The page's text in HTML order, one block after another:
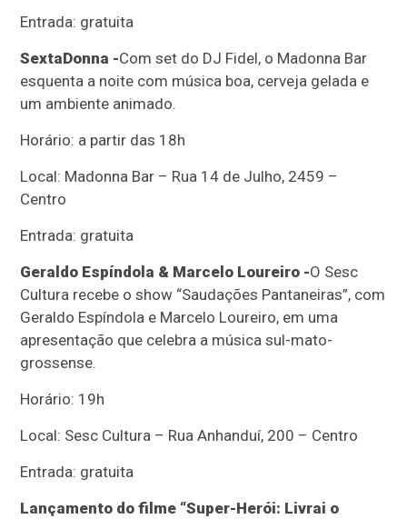
Entrada: gratuita
SextaDonna -Com set do DJ Fidel, o Madonna Bar
esquenta a noite com música boa, cerveja gelada e
um ambiente animado.
Horário: a partir das 18h
Local: Madonna Bar – Rua 14 de Julho, 2459 –
Centro
Entrada: gratuita
Geraldo Espíndola & Marcelo Loureiro -O Sesc
Cultura recebe o show “Saudações Pantaneiras”, com
Geraldo Espíndola e Marcelo Loureiro, em uma
apresentação que celebra a música sul-mato-
grossense.
Horário: 19h
Local: Sesc Cultura – Rua Anhanduí, 200 – Centro
Entrada: gratuita
Lançamento do filme “Super-Herói: Livrai o